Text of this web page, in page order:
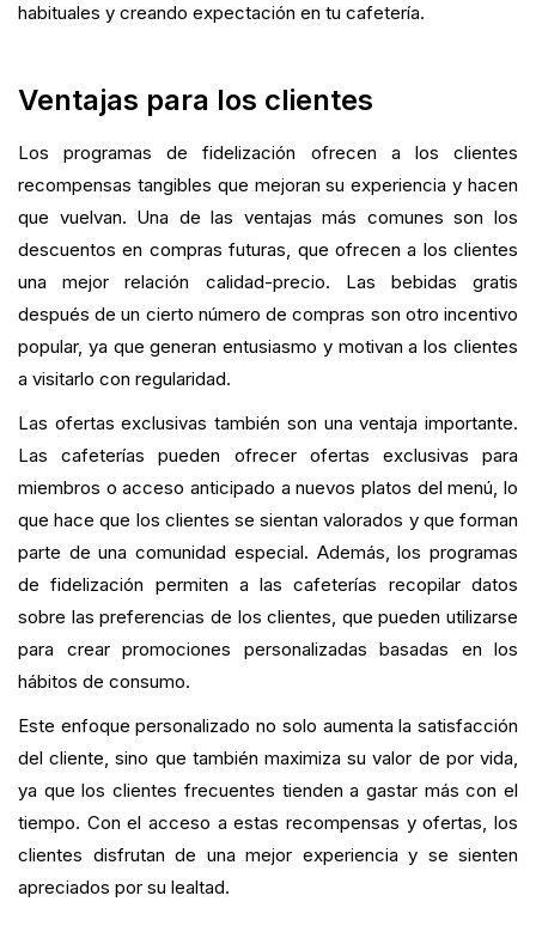
habituales y creando expectación en tu cafetería.
Ventajas para los clientes
Los programas de fidelización ofrecen a los clientes
recompensas tangibles que mejoran su experiencia y hacen
que vuelvan. Una de las ventajas más comunes son los
descuentos en compras futuras, que ofrecen a los clientes
una mejor relación calidad-precio. Las bebidas gratis
después de un cierto número de compras son otro incentivo
popular, ya que generan entusiasmo y motivan a los clientes
a visitarlo con regularidad.
Las ofertas exclusivas también son una ventaja importante.
Las cafeterías pueden ofrecer ofertas exclusivas para
miembros o acceso anticipado a nuevos platos del menú, lo
que hace que los clientes se sientan valorados y que forman
parte de una comunidad especial. Además, los programas
de fidelización permiten a las cafeterías recopilar datos
sobre las preferencias de los clientes, que pueden utilizarse
para crear promociones personalizadas basadas en los
hábitos de consumo.
Este enfoque personalizado no solo aumenta la satisfacción
del cliente, sino que también maximiza su valor de por vida,
ya que los clientes frecuentes tienden a gastar más con el
tiempo. Con el acceso a estas recompensas y ofertas, los
clientes disfrutan de una mejor experiencia y se sienten
apreciados por su lealtad.